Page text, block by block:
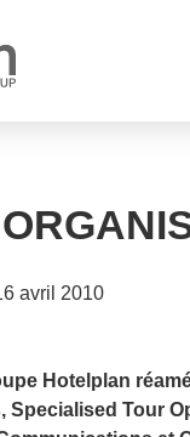
de carrière
avril 2010
Hotelplan
Specialised Tour